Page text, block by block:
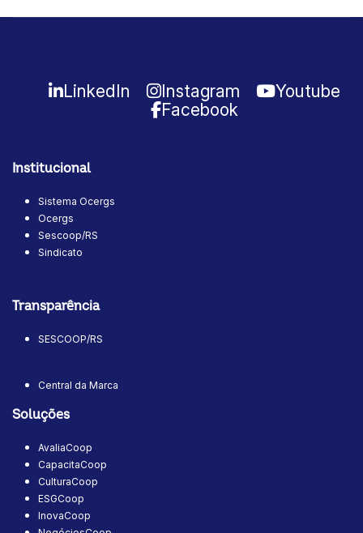
LinkedIn Instagram
Youtube
Facebook
Institucional
Sistema Ocergs
Ocergs
Sescoop/RS
Sindicato
Transparência
SESCOOP/RS
Central da Marca
Soluções
AvaliaCoop
CapacitaCoop
CulturaCoop
ESGCoop
InovaCoop